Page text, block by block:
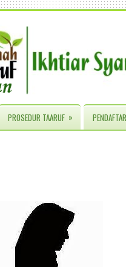
PROSEDUR TAARUF »